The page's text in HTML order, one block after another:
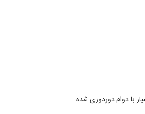
با دوام دوردوزی شده